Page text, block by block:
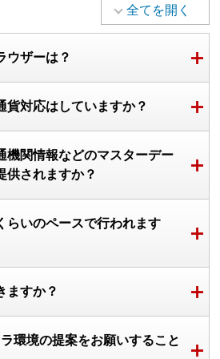
全てを開く
ウザーは？
貨対応はしていますか？
機関情報などのマスターデー
供されますか？
らいのペースで行われます
ますか？
環境の提案をお願いすること